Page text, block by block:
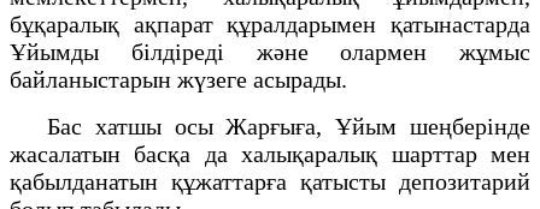
бұқаралық ақпарат құралдарымен қатынастарда
Ұйымды білдіреді және олармен жұмыс
байланыстарын жүзеге асырады.
Бас хатшы осы Жарғыға, Ұйым шеңберінде
жасалатын басқа да халықаралық шарттар мен
қабылданатын құжаттарға қатысты депозитарий